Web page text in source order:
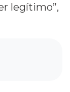
legítimo”,